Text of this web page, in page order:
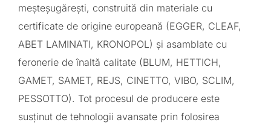
meșteșugărești, construită din materiale cu
certificate de origine europeană (EGGER, CLEAF,
ABET LAMINATI, KRONOPOL) și asamblate cu
feronerie de înaltă calitate (BLUM, HETTICH,
GAMET, SAMET, REJS, CINETTO, VIBO, SCLIM,
PESSOTTO). Tot procesul de producere este
susținut de tehnologii avansate prin folosirea